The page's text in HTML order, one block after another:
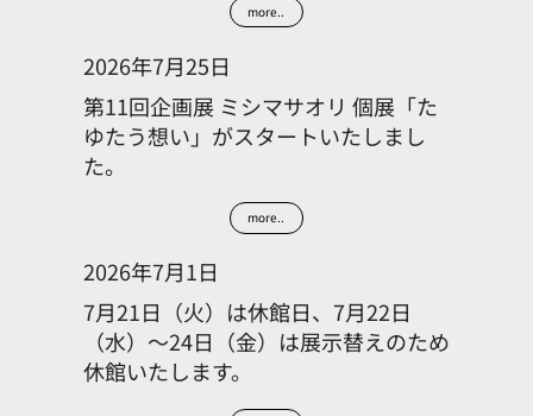
more..
2026年7月25日
第11回企画展 ミシマサオリ 個展「た
ゆたう想い」がスタートいたしまし
た。
more..
2026年7月1日
7月21日（火）は休館日、7月22日
（水）～24日（金）は展示替えのため
休館いたします。